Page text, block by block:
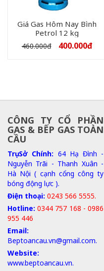
Giá Gas Hôm Nay Bình
Petrol 12 kg
460.000đ 400.000đ
CÔNG TY CỔ PHẦN
GAS & BẾP GAS TOÀN
CẦU
Trụ Sở Chính: 64 Hạ Đình -
Nguyễn Trãi - Thanh Xuân -
Hà Nội ( cạnh cổng công ty
bóng động lực ).
Điện thoại: 0243 566 5555.
Hotline: 0344 757 168 - 0986
955 446
Email:
Beptoancau.vn@gmail.com.
Website:
www.beptoancau.vn.